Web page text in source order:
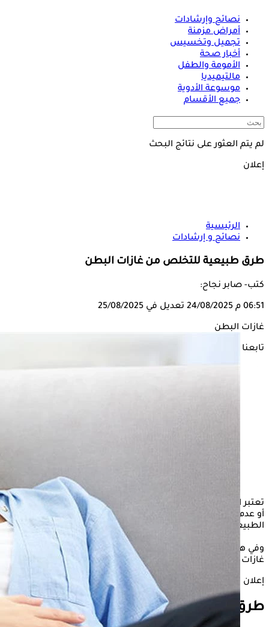
نصائح وإرشادات
أمراض مزمنة
تجميل وتخسيس
أخبار صحة
الأمومة والطفل
مالتيميديا
موسوعة الأدوية
جميع الأقسام
لم يتم العثور على نتائج البحث
إعلان
الرئيسية
نصائح و إرشادات
طرق طبيعية للتخلص من غازات البطن
كتب- صابر نجاح:
06:51 م 24/08/2025 تعديل في 25/08/2025
غازات البطن
تابعنا على
تعتبر الغازات أمر طبيعي، لكنها قد تسبب انتفاخًا وألمًا عند زيادتها
أو عدم خروجها بشكل كافٍ، ورغم ذلك هناك بعض الطرق
الطبيعية التي تساعدك في التخلص منها نهائيًا.
وفي هذا السياق، يوضح " الكونسلتو"، طرق طبيعية للتخلص من
غازات البطن، وذلك حسبما جاء في موقع، " webmd".
إعلان
طرق طبيعية للتخلص من غازات البطن